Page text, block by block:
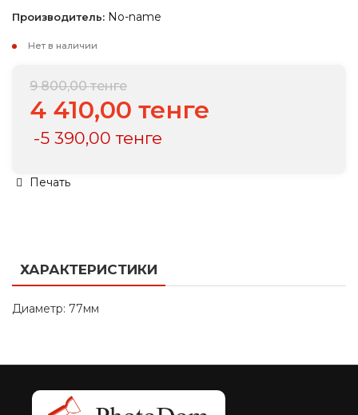
Производитель: No-name
Нет в наличии
9 800,00 тенге
4 410,00 тенге
-5 390,00 тенге
Печать
ХАРАКТЕРИСТИКИ
Диаметр: 77мм